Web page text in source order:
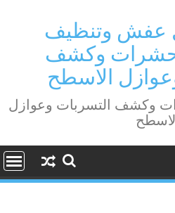
عفش وتنظيف
وكشف
الاسطح
وكشف التسربات وعوازل